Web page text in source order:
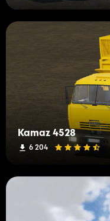
Kamaz 4528
6 204